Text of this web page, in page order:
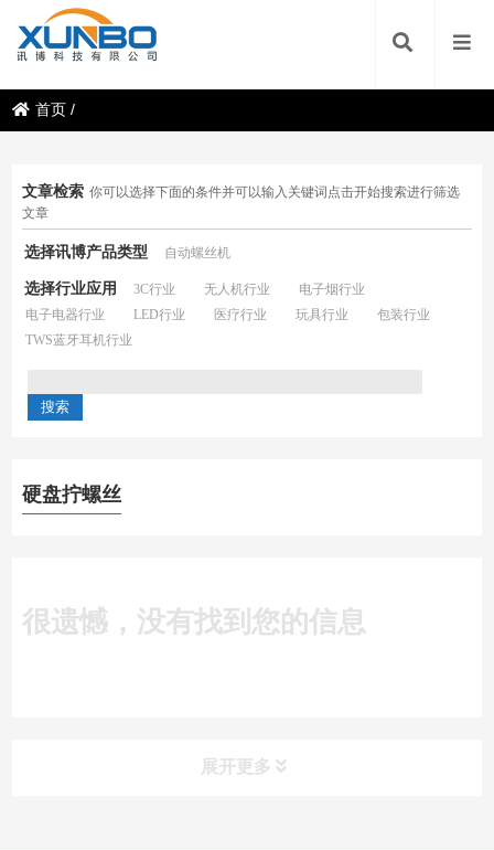
首页 /
文章检索 你可以选择下面的条件并可以输入关键词点击开始搜索进行筛选
文章
选择讯博产品类型 自动螺丝机
选择行业应用 3C行业 无人机行业
电子烟行业
电子电器行业
LED行业 医疗行业 玩具行业
包装行业
TWS蓝牙耳机行业
硬盘拧螺丝
很遗憾，没有找到您的信息
展开更多